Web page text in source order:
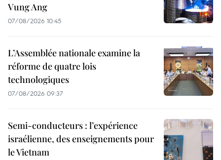
Vung Ang
07/08/2026 10:45
L’Assemblée nationale examine la
réforme de quatre lois
technologiques
07/08/2026 09:37
Semi-conducteurs : l’expérience
israélienne, des enseignements pour
le Vietnam